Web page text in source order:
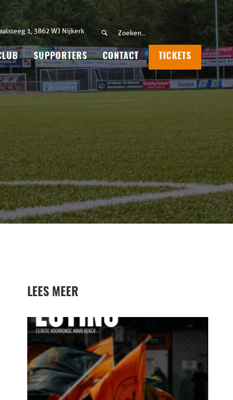
1, 3862 WJ Nijkerk
SUPPORTERS CONTACT TICKETS
LEES MEER